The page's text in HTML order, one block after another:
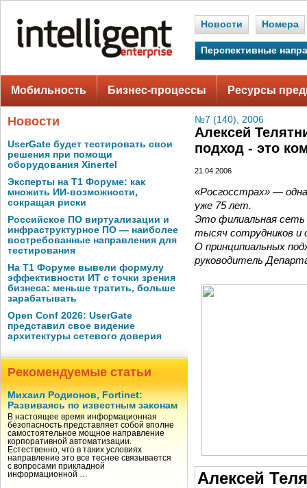
Новости Номера
Перспективные
Мобильность Бизнес-процессы Ресурсы
Новости
UserGate будет тестировать свои
решения при помощи
оборудования Xinertel
Эксперты на Т1 Форуме: как
множить ИИ-возможности,
сокращая риски
Российское ПО виртуализации и
инфраструктурное ПО — наиболее
востребованные направления для
тестирования
На Т1 Форуме вывели формулу
эффективности ИТ с точки зрения
бизнеса: меньше тратить, больше
зарабатывать
Open Conf 2026: UserGate
представил свое видение
архитектуры сетевого доверия
Рекомендуемые статьи
Михаил Родионов, Fortinet:
Развиваясь по известным законам
В настоящее время информационная
безопасность представляет собой вполне
самостоятельное мощное направление
корпоративной автоматизации.
Естественно, что в таких условиях
направление это все теснее связывается
с вопросами прикладной
информационной …
№7 (140), 2006
Алексей
подход - это
21.04.2006
«Росгосстрах» —
уже 75 лет.
Это филиальная сеть
тысяч сотрудников и
О принципиальных
руководитель
Алексей